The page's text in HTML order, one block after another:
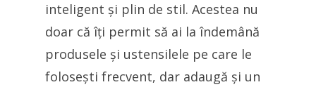
inteligent și plin de stil. Acestea nu
doar că îți permit să ai la îndemână
produsele și ustensilele pe care le
folosești frecvent, dar adaugă și un